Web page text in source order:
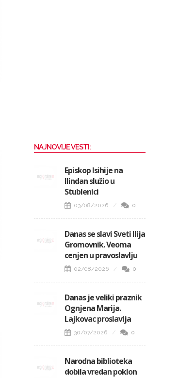
NAJNOVIJE VESTI:
Episkop Isihije na
Ilindan služio u
Stublenici
03/08/2026 0
Danas se slavi Sveti Ilija
Gromovnik. Veoma
cenjen u pravoslavlju
02/08/2026 0
Danas je veliki praznik
Ognjena Marija.
Lajkovac proslavlja
30/07/2026 0
Narodna biblioteka
dobila vredan poklon